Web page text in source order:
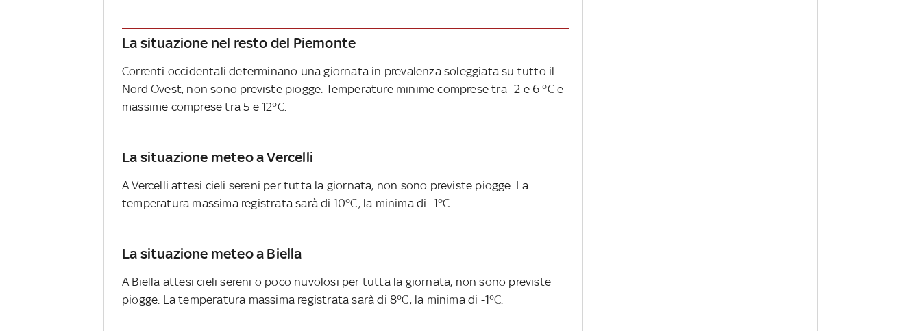
La situazione nel resto del Piemonte
Correnti occidentali determinano una giornata in prevalenza soleggiata su tutto il
Nord Ovest, non sono previste piogge. Temperature minime comprese tra -2 e 6 °C e
massime comprese tra 5 e 12°C.
La situazione meteo a Vercelli
A Vercelli attesi cieli sereni per tutta la giornata, non sono previste piogge. La
temperatura massima registrata sarà di 10°C, la minima di -1°C.
La situazione meteo a Biella
A Biella attesi cieli sereni o poco nuvolosi per tutta la giornata, non sono previste
piogge. La temperatura massima registrata sarà di 8°C, la minima di -1°C.